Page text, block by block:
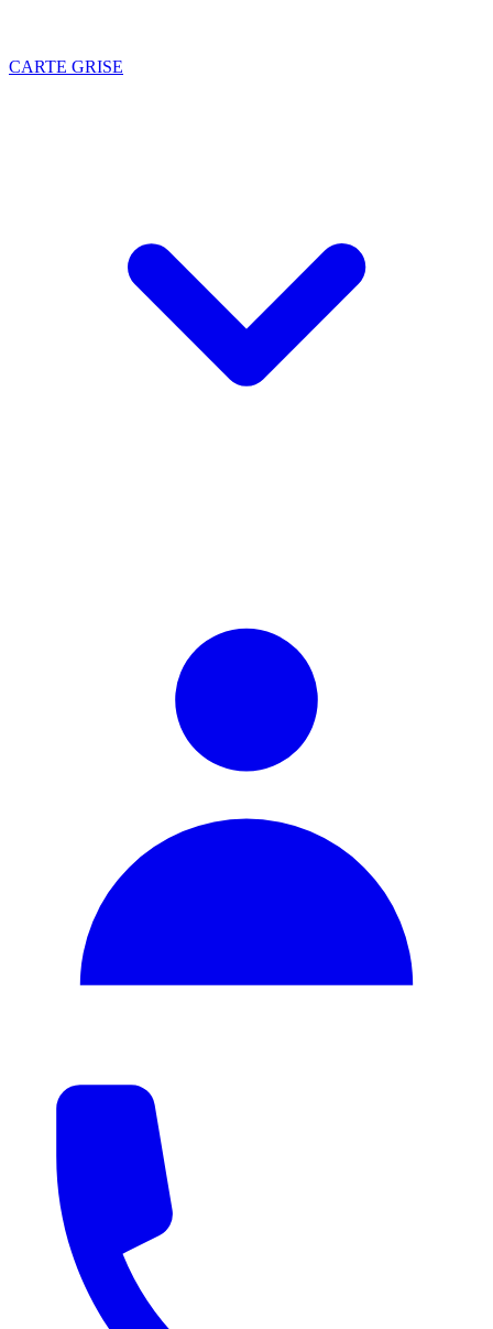
CARTE GRISE